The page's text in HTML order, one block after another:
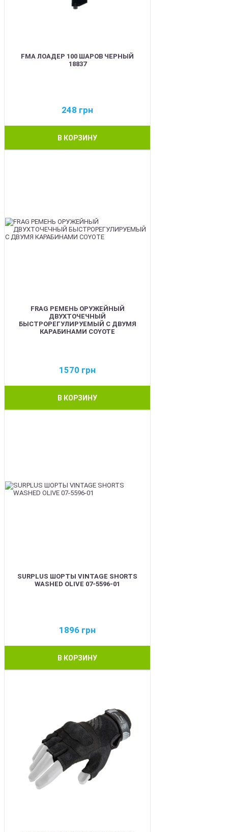
FMA ЛОАДЕР 100 ШАРОВ ЧЕРНЫЙ
18837
248 грн
В КОРЗИНУ
FRAG РЕМЕНЬ ОРУЖЕЙНЫЙ
ДВУХТОЧЕЧНЫЙ
БЫСТРОРЕГУЛИРУЕМЫЙ С ДВУМЯ
КАРАБИНАМИ COYOTE
1570 грн
В КОРЗИНУ
SURPLUS ШОРТЫ VINTAGE SHORTS
WASHED OLIVE 07-5596-01
1896 грн
В КОРЗИНУ